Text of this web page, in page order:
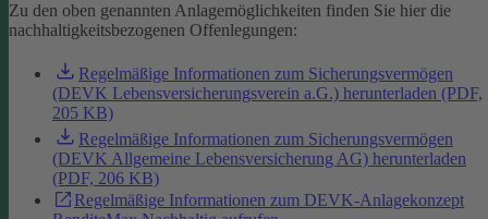
Zu den oben genannten Anlagemöglichkeiten finden Sie hier die
nachhaltigkeitsbezogenen Offenlegungen:
Regelmäßige Informationen zum Sicherungsvermögen
(DEVK Lebensversicherungsverein a.G.) herunterladen (PDF,
205 KB)
Regelmäßige Informationen zum Sicherungsvermögen
(DEVK Allgemeine Lebensversicherung AG) herunterladen
(PDF, 206 KB)
Regelmäßige Informationen zum DEVK-Anlagekonzept